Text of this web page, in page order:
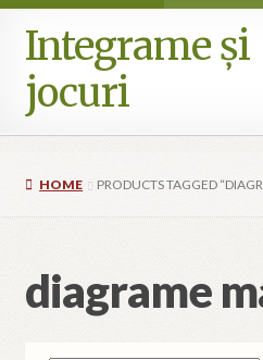
Skip
to
navigation
Skip
to
content
Integrame și
jocuri
Cookie Policy (EU)
HOME PRODUCTS TAGGED
diagrame